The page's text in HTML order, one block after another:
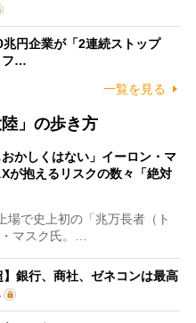
兆円企業が「2連続ストップ
フ…
一覧を見る
」の歩き方
おかしくはない」イーロン・マ
が抱えるリスクの数々「絶対
で史上初の「兆万長者（ト
マスク氏。…
】銀行、商社、ゼネコンは最高